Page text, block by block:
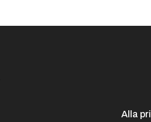
Alla